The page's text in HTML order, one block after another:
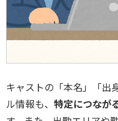
キャストの「本名」「出
ル情報も、 特定につなが